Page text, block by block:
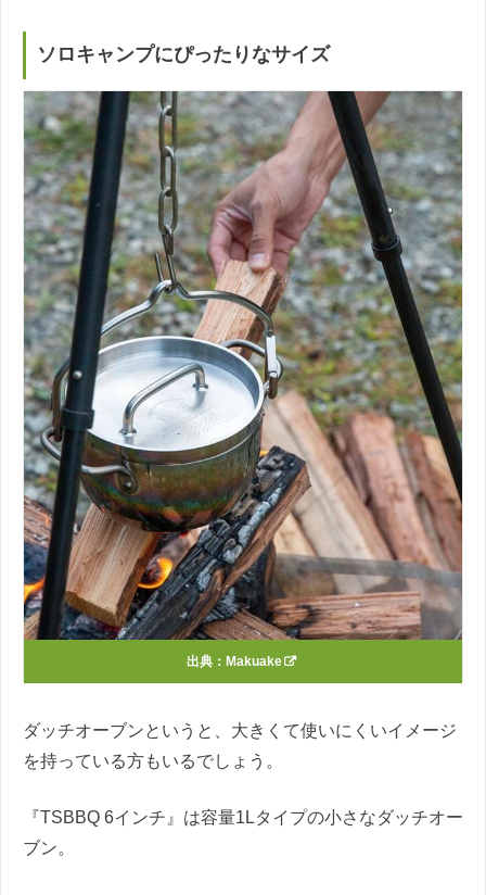
ソロキャンプにぴったりなサイズ
出典： Makuake
ダッチオーブンというと、大きくて使いにくいイメージ
を持っている方もいるでしょう。
『TSBBQ 6インチ』は容量1Lタイプの小さなダッチオー
ブン。